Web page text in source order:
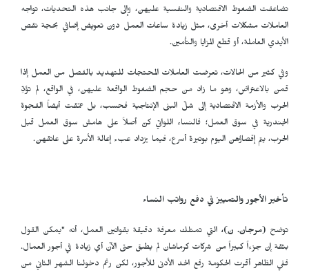
تضاعفت الضغوط الاقتصادية والنفسية عليهن، وإلى جانب هذه التحديات، تواجه
العاملات مشكلات أخرى، مثل زيادة ساعات العمل دون تعويض إضافي بحجة نقص
الأيدي العاملة، أو قطع المزايا والتأمين.
وفي كثير من الحالات، تعرضت العاملات المحتجات للتهديد بالفصل من العمل إذا
قمن بالاعتراض، وهو ما زاد من حجم الضغوط الواقعة عليهن، في الواقع، لم تؤدِّ
الحرب والأزمة الاقتصادية إلى شلّ البنى الإنتاجية فحسب، بل عمّقت أيضاً الفجوة
الجندرية في سوق العمل؛ فالنساء اللواتي كنّ أصلاً على هامش سوق العمل قبل
الحرب، يتم إقصاؤهن اليوم بوتيرة أسرع، فيما يزداد عبء إعالة الأسرة على عاتقهن.
تأخير الأجور والتمييز في دفع رواتب النساء
توضح (مرجان. ن)، التي تمتلك معرفة دقيقة بقوانين العمل، أنه "يمكن القول
بثقة إن جزءاً كبيراً من شركات كرماشان لم يطبق حتى الآن أي زيادة في أجور العمال.
ففي الظاهر أقرت الحكومة رفع الحد الأدنى للأجور، لكن رغم دخولنا الشهر الثاني من